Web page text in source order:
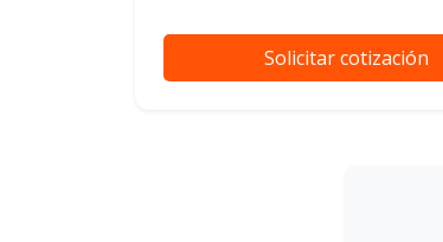
Solicitar cotización